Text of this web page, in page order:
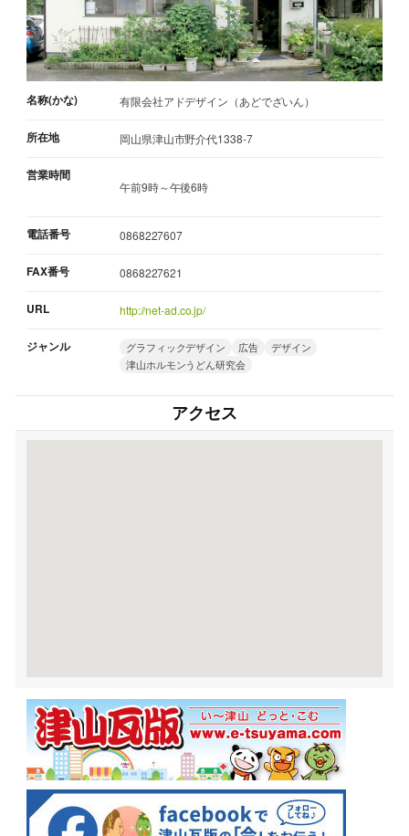
名称(かな) 有限会社アドデザイン（あどでざいん）
所在地 岡山県津山市野介代1338-7
営業時間
午前9時～午後6時
電話番号 0868227607
FAX番号 0868227621
URL http://net-ad.co.jp/
ジャンル グラフィックデザイン 広告
デザイン
津山ホルモンうどん研究会
アクセス